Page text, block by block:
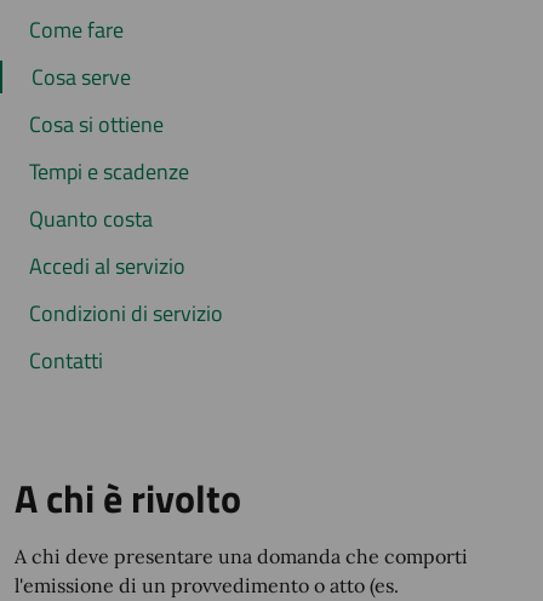
Come fare
Cosa serve
Cosa si ottiene
Tempi e scadenze
Quanto costa
Accedi al servizio
Condizioni di servizio
Contatti
A chi è rivolto
A chi deve presentare una domanda che comporti
l'emissione di un provvedimento o atto (es.